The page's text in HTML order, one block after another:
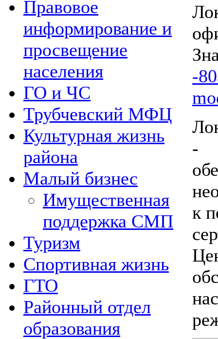
Правовое
информирование и
просвещение
населения
ГО и ЧС
Трубчевский МФЦ
Культурная жизнь
района
Малый бизнес
Имущественная
поддержка СМП
Туризм
Спортивная жизнь
ГТО
Районный отдел
образования
-
-
к